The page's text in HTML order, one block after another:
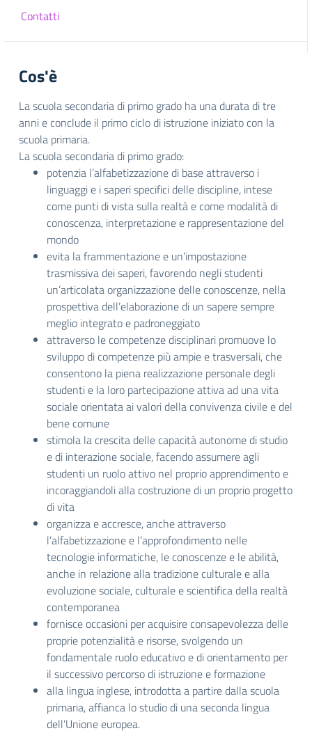
Contatti
Cos'è
La scuola secondaria di primo grado ha una durata di tre
anni e conclude il primo ciclo di istruzione iniziato con la
scuola primaria.
La scuola secondaria di primo grado:
potenzia l’alfabetizzazione di base attraverso i
linguaggi e i saperi specifici delle discipline, intese
come punti di vista sulla realtà e come modalità di
conoscenza, interpretazione e rappresentazione del
mondo
evita la frammentazione e un’impostazione
trasmissiva dei saperi, favorendo negli studenti
un’articolata organizzazione delle conoscenze, nella
prospettiva dell’elaborazione di un sapere sempre
meglio integrato e padroneggiato
attraverso le competenze disciplinari promuove lo
sviluppo di competenze più ampie e trasversali, che
consentono la piena realizzazione personale degli
studenti e la loro partecipazione attiva ad una vita
sociale orientata ai valori della convivenza civile e del
bene comune
stimola la crescita delle capacità autonome di studio
e di interazione sociale, facendo assumere agli
studenti un ruolo attivo nel proprio apprendimento e
incoraggiandoli alla costruzione di un proprio progetto
di vita
organizza e accresce, anche attraverso
l’alfabetizzazione e l’approfondimento nelle
tecnologie informatiche, le conoscenze e le abilità,
anche in relazione alla tradizione culturale e alla
evoluzione sociale, culturale e scientifica della realtà
contemporanea
fornisce occasioni per acquisire consapevolezza delle
proprie potenzialità e risorse, svolgendo un
fondamentale ruolo educativo e di orientamento per
il successivo percorso di istruzione e formazione
alla lingua inglese, introdotta a partire dalla scuola
primaria, affianca lo studio di una seconda lingua
dell’Unione europea.